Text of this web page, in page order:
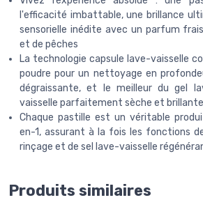
l'efficacité imbattable, une brillance
sensorielle inédite avec un parfum
et de pêches
La technologie capsule lave-vaisselle
poudre pour un nettoyage en
dégraissante, et le meilleur du gel
vaisselle parfaitement sèche et brillante
Chaque pastille est un véritable
en-1, assurant à la fois les fonctions
rinçage et de sel lave-vaisselle
Produits similaires